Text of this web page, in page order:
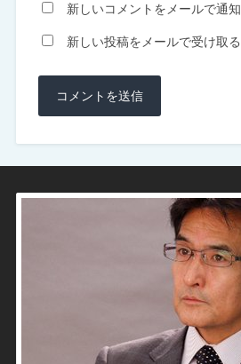
新しいコメントをメールで通知
新しい投稿をメールで受け取る